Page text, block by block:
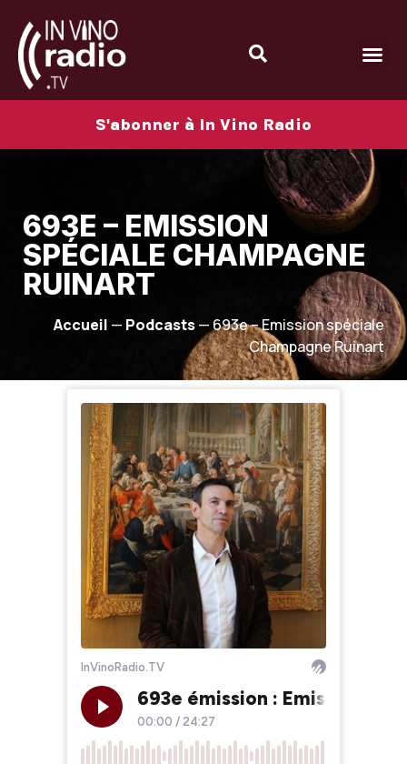
S'abonner à In Vino Radio
693E – EMISSION
SPÉCIALE CHAMPAGNE
RUINART
Accueil — Podcasts—693e – Emission spéciale
Champagne Ruinart